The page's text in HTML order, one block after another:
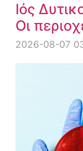
Ιός
Οι
2026-08-07